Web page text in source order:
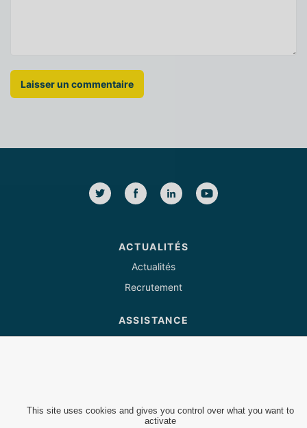
ACTUALITÉS
Actualités
Recrutement
ASSISTANCE
Tél : 03 85 82 07 53
This site uses cookies and gives you control over what you want to
activate